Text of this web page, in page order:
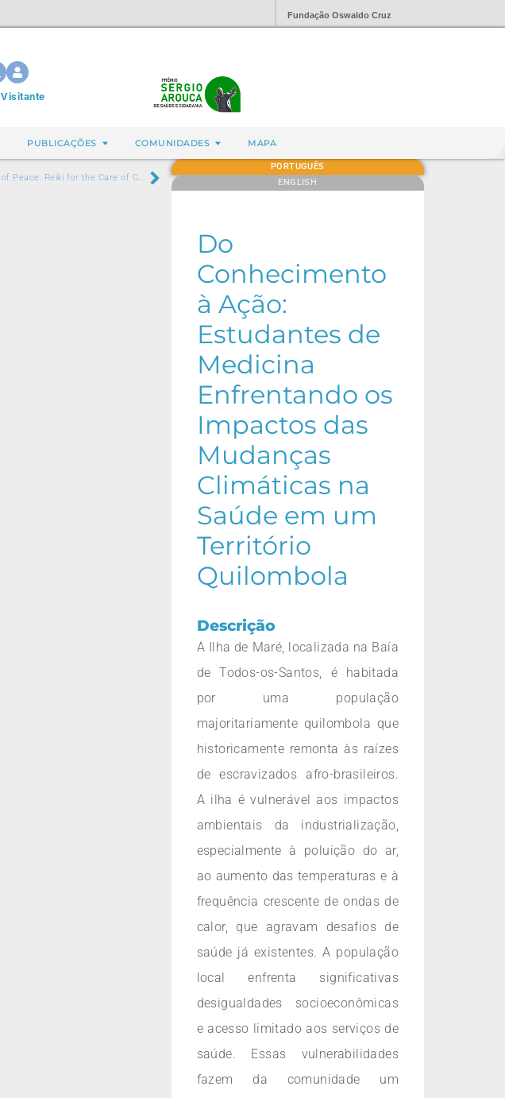
Fundação Oswaldo Cruz
Visitante
PUBLICAÇÕES COMUNIDADES MAPA
Seeds of Peace: Reiki for the Care of Caregivers in Health Units Author(s): Maria das Graças Paz, Nursing Technician, Reiki Therapist, Humanized Massage Therapist, Undergraduate Student in Integrative and Complementary Therapies.
PORTUGUÊS
ENGLISH
Do
Conhecimento
à Ação:
Estudantes de
Medicina
Enfrentando os
Impactos das
Mudanças
Climáticas na
Saúde em um
Território
Quilombola
Descrição
A Ilha de Maré, localizada na Baía
de Todos-os-Santos, é habitada
por uma população
majoritariamente quilombola que
historicamente remonta às raízes
de escravizados afro-brasileiros.
A ilha é vulnerável aos impactos
ambientais da industrialização,
especialmente à poluição do ar,
ao aumento das temperaturas e à
frequência crescente de ondas de
calor, que agravam desafios de
saúde já existentes. A população
local enfrenta significativas
desigualdades socioeconômicas
e acesso limitado aos serviços de
saúde. Essas vulnerabilidades
fazem da comunidade um